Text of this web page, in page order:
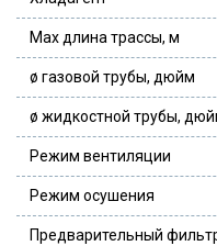
Max длина трассы, м
ø газовой трубы, дюйм
ø жидкостной трубы,
Режим вентиляции
Режим осушения
Предварительный